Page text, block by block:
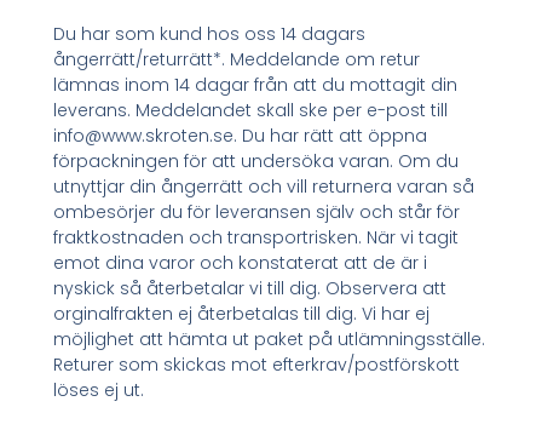
Du har som kund hos oss 14 dagars
ångerrätt/returrätt*. Meddelande om retur
lämnas inom 14 dagar från att du mottagit din
leverans. Meddelandet skall ske per e-post till
info@www.skroten.se. Du har rätt att öppna
förpackningen för att undersöka varan. Om du
utnyttjar din ångerrätt och vill returnera varan så
ombesörjer du för leveransen själv och står för
fraktkostnaden och transportrisken. När vi tagit
emot dina varor och konstaterat att de är i
nyskick så återbetalar vi till dig. Observera att
orginalfrakten ej återbetalas till dig. Vi har ej
möjlighet att hämta ut paket på utlämningsställe.
Returer som skickas mot efterkrav/postförskott
löses ej ut.